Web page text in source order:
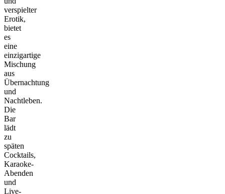
verspielter
Erotik,
bietet
es
eine
einzigartige
Mischung
aus
Übernachtung
und
Nachtleben.
Die
Bar
lädt
zu
späten
Cocktails,
Karaoke-
Abenden
und
Live-